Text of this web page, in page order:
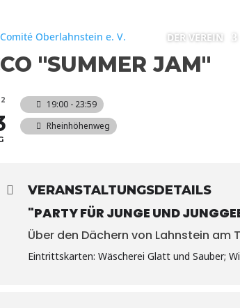
DER VEREIN
"SUMMER JAM"
19:00 - 23:59
Rheinhöhenweg
VERANSTALTUNGSDETAILS
"PARTY FÜR JUNGE UND
Über den Dächern von Lahnstein am
Eintrittskarten: Wäscherei Glatt und Sauber;